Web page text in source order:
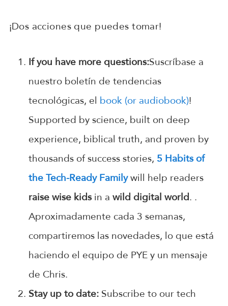
¡Dos acciones que puedes tomar!
If you have more questions:Suscríbase a
nuestro boletín de tendencias
tecnológicas, el book (or audiobook)!
Supported by science, built on deep
experience, biblical truth, and proven by
thousands of success stories, 5 Habits of
the Tech-Ready Familywill help readers
raise wise kidsin a wild digital world. .
Aproximadamente cada 3 semanas,
compartiremos las novedades, lo que está
haciendo el equipo de PYE y un mensaje
de Chris.
Stay up to date: Subscribe to our tech